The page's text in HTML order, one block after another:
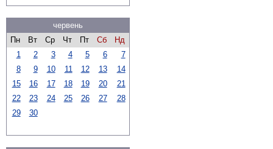
червень
Пн
Вт Ср Чт Пт Сб
Нд
1
2 3 4 5 6
7
8
9 10 11 12 13
14
15
16 17 18 19 20
21
22
23 24 25 26 27
28
29
30